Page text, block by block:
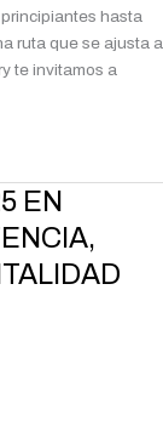
hasta
ruta que se ajusta a
te invitamos a
EN